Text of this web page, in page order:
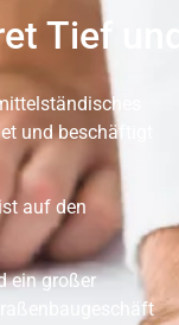
Tief
und beschäftigt
auf den
ein großer